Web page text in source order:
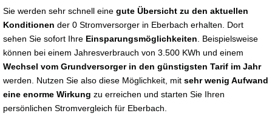
Sie werden sehr schnell eine gute Übersicht zu den aktuellen
Konditionen der 0 Stromversorger in Eberbach erhalten. Dort
sehen Sie sofort Ihre Einsparungsmöglichkeiten . Beispielsweise
können bei einem Jahresverbrauch von 3.500 KWh und einem
Wechsel vom Grundversorger in den günstigsten Tarif im Jahr
werden. Nutzen Sie also diese Möglichkeit, mit sehr wenig Aufwand
eine enorme Wirkung zu erreichen und starten Sie Ihren
persönlichen Stromvergleich für Eberbach.